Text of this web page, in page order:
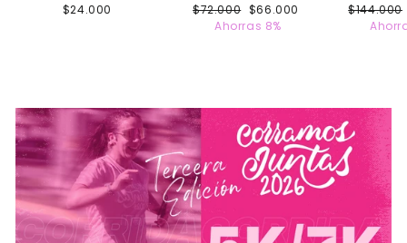
$24.000
Precio
habitual
$72.000 Precio
de
$66.000
Ahorras 8%
Precio
habitual
$144.000